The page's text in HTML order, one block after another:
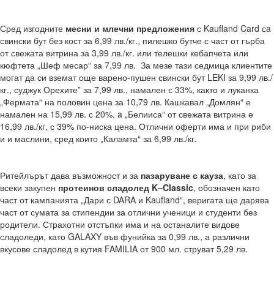
Сред изгодните месни и млечни предложения с Kaufland Card сa
свински бут без кост за 6,99 лв./кг., пилешко бутче с част от гърба
от свежата витрина за 3,99 лв./кг. или телешки кебапчета или
кюфтета „Шеф месар“ за 7,99 лв. За мезе тази седмица клиентите
могат да си вземат още варено-пушен свински бут LEKI за 9,99 лв./
кг., суджук Орехите” за 7,99 лв., намален с 33%, както и луканка
„Фермата“ на половин цена за 10,79 лв. Кашкавал „Домлян“ е
намален на 15,99 лв. с 20%, a „Белииса“ от свежата витрина е
16,99 лв./кг, с 39% по-ниска цена. Отлични оферти има и при риби
и и маслини, сред които „Каламта“ за 6,99 лв./кг.
Ритейлърът дава възможност и за пазаруване с кауза, като за
всеки закупен протеинов сладолед K–Classic, обозначен като
част от кампанията „Дари с DARA и Kaufland“, веригата ще дарява
част от сумата за стипендии за отлични ученици и студенти без
родители. Страхотни отстъпки има и на останалите видове
сладоледи, като GALAXY във фунийка за 0,99 лв., а различни
вкусове сладолед в кутия FAMILIA от 900 мл. струват 5,29 лв.